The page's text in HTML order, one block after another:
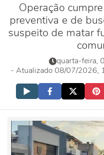
Operação
preventiva e de
suspeito de matar
quarta-feira,
- Atualizado 08/07/2026,